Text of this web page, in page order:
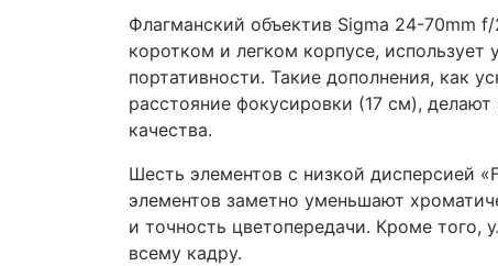
Флагманский объектив Sigma 24-70mm
коротком и легком корпусе,
портативности. Такие дополнения, как
расстояние фокусировки (17 см),
качества.
Шесть элементов с низкой дисперсией
элементов заметно уменьшают
и точность цветопередачи. Кроме того,
всему кадру.